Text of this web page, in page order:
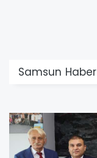
Samsun Haber